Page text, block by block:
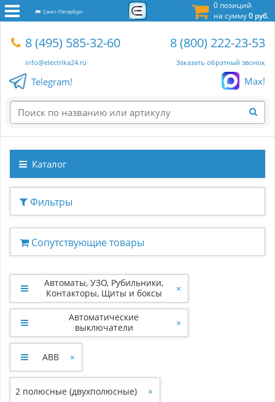
0 позиций
на сумму0 руб.
Санкт-Петербург
8 (495) 585-32-60
info@electrika24.ru
8 (800) 222-23-53
Заказать обратный звонок
Telegram! Max!
Каталог
Фильтры
Сопутствующие товары
Автоматы, УЗО, Рубильники,
Контакторы, Щиты и боксы
×
Автоматические
выключатели
×
ABB ×
2 полюсные (двухполюсные) ×